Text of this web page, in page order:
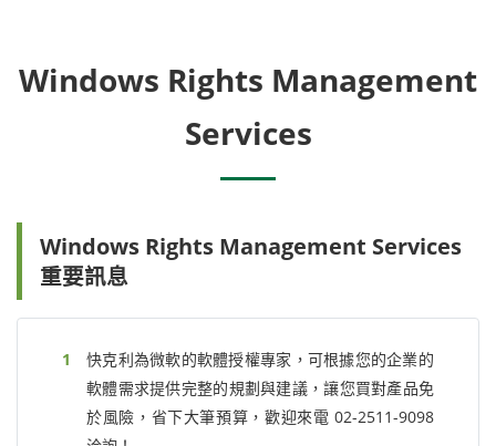
Windows Rights Management
Services
Windows Rights Management Services
重要訊息
快克利為微軟的軟體授權專家，可根據您的企業的
軟體需求提供完整的規劃與建議，讓您買對產品免
於風險，省下大筆預算，歡迎來電 02-2511-9098